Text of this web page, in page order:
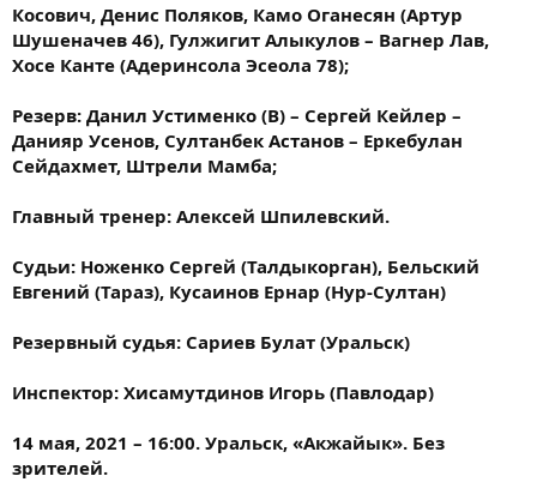
Косович, Денис Поляков, Камо Оганесян (Артур
Шушеначев 46), Гулжигит Алыкулов – Вагнер Лав,
Хосе Канте (Адеринсола Эсеола 78);
Резерв: Данил Устименко (В) – Сергей Кейлер –
Данияр Усенов, Султанбек Астанов – Еркебулан
Сейдахмет, Штрели Мамба;
Главный тренер: Алексей Шпилевский.
Судьи: Ноженко Сергей (Талдыкорган), Бельский
Евгений (Тараз), Кусаинов Ернар (Нур-Султан)
Резервный судья: Сариев Булат (Уральск)
Инспектор: Хисамутдинов Игорь (Павлодар)
14 мая, 2021 – 16:00. Уральск, «Акжайык». Без
зрителей.